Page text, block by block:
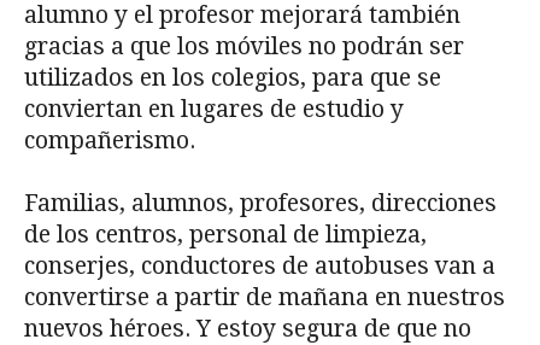
alumno y el profesor mejorará también
gracias a que los móviles no podrán ser
utilizados en los colegios, para que se
conviertan en lugares de estudio y
compañerismo.
Familias, alumnos, profesores, direcciones
de los centros, personal de limpieza,
conserjes, conductores de autobuses van a
convertirse a partir de mañana en nuestros
nuevos héroes. Y estoy segura de que no